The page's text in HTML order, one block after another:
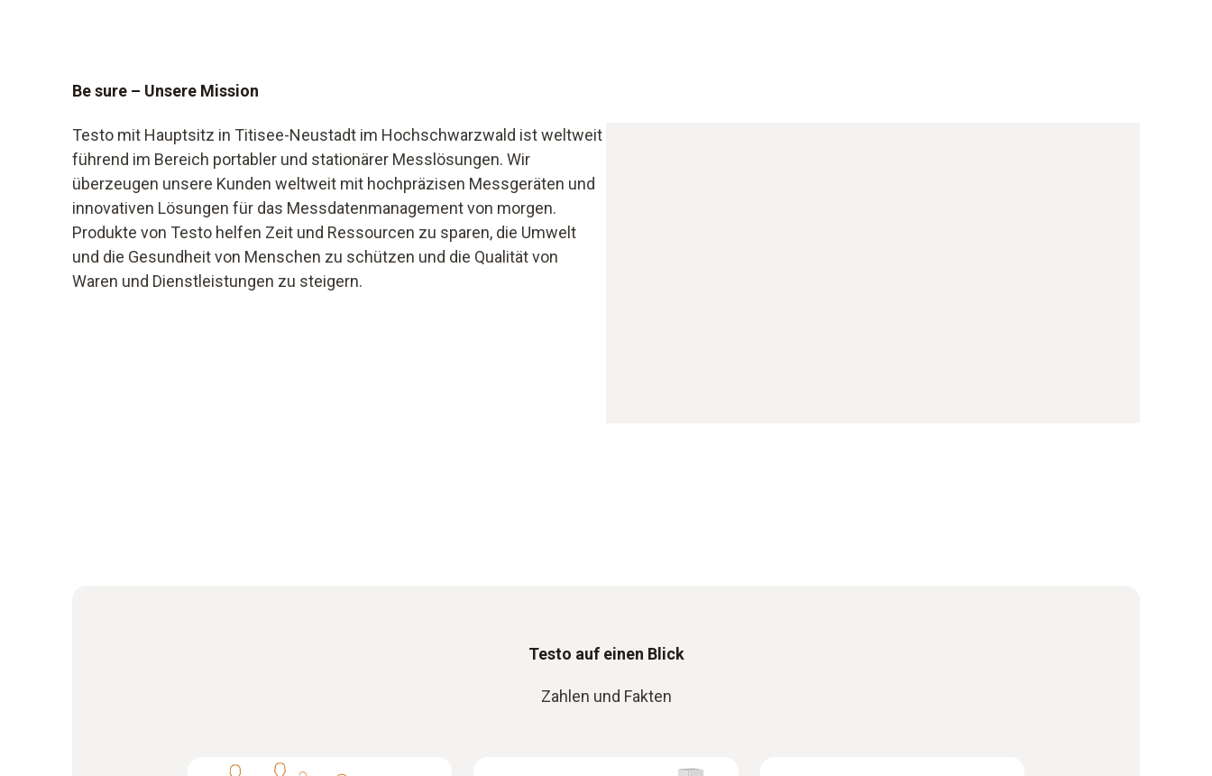
Be sure – Unsere Mission
Testo mit Hauptsitz in Titisee-Neustadt im Hochschwarzwald ist weltweit
führend im Bereich portabler und stationärer Messlösungen. Wir
überzeugen unsere Kunden weltweit mit hochpräzisen Messgeräten und
innovativen Lösungen für das Messdatenmanagement von morgen.
Produkte von Testo helfen Zeit und Ressourcen zu sparen, die Umwelt
und die Gesundheit von Menschen zu schützen und die Qualität von
Waren und Dienstleistungen zu steigern.
Testo auf einen Blick
Zahlen und Fakten